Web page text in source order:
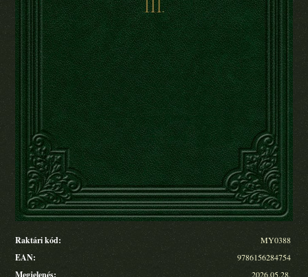
Raktári kód: MY0388
EAN: 9786156284754
Megjelenés: 2026.05.28.